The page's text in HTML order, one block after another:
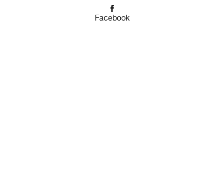
Facebook